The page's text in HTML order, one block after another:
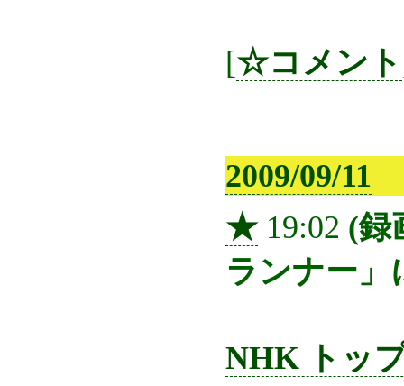
[☆コメント
2009/09/11
★ 19:02 (録
ランナー」
NHK トッ